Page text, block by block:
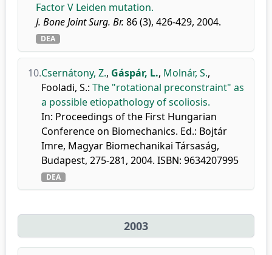
Factor V Leiden mutation.
J. Bone Joint Surg. Br. 86 (3), 426-429, 2004.
DEA
10.Csernátony, Z., Gáspár, L., Molnár, S.,
Fooladi, S.: The "rotational preconstraint" as
a possible etiopathology of scoliosis.
In: Proceedings of the First Hungarian
Conference on Biomechanics. Ed.: Bojtár
Imre, Magyar Biomechanikai Társaság,
Budapest, 275-281, 2004. ISBN: 9634207995
DEA
2003